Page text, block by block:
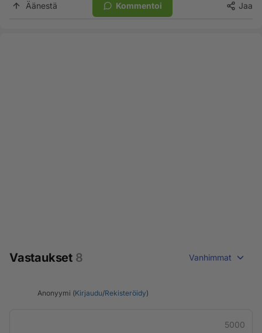
Äänestä Kommentoi Jaa
Vastaukset 8 Vanhimmat
Anonyymi (Kirjaudu/Rekisteröidy)
5000